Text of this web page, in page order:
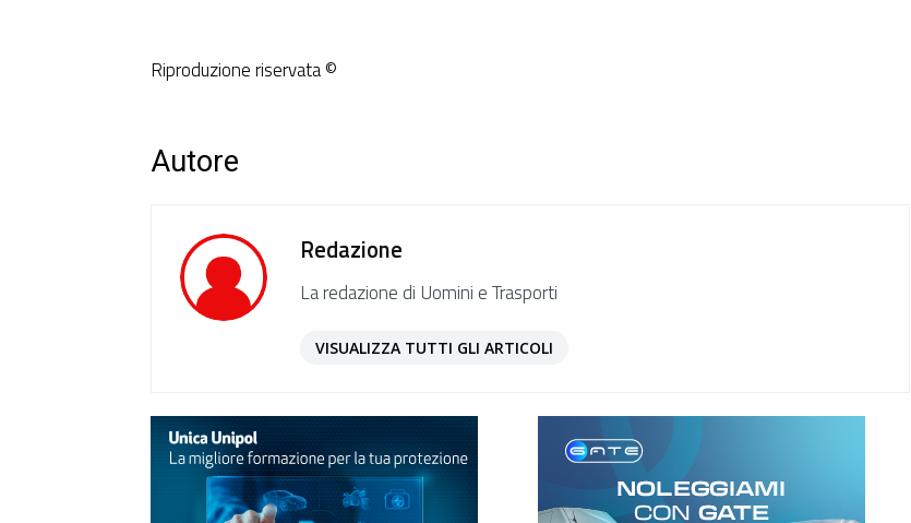
Riproduzione riservata ©
Autore
Redazione
La redazione di Uomini e Trasporti
VISUALIZZA TUTTI GLI ARTICOLI